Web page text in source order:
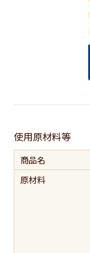
使用原材料等
商品名
原材料